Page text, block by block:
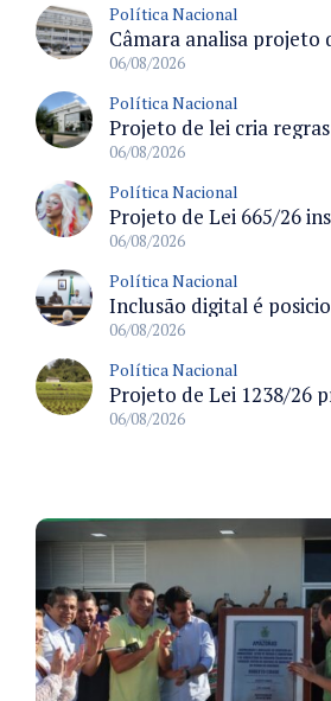
Política Nacional
06/08/2026
Política Nacional
06/08/2026
Política Nacional
06/08/2026
Política Nacional
06/08/2026
Política Nacional
06/08/2026